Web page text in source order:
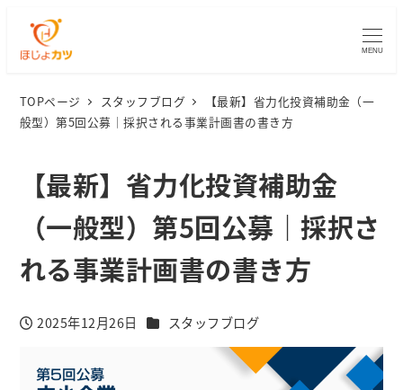
MENU
TOPページ スタッフブログ
【最新】省力化投資補助金（一
般型）第5回公募｜採択される事業計画書の書き方
【最新】省力化投資補助金
（一般型）第5回公募｜採択さ
れる事業計画書の書き方
投稿日
2025年12月26日 カテゴリー
スタッフブログ